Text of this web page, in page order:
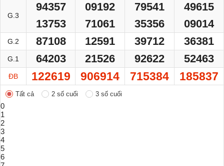
G.3
94357
13753
09192
71061
79541
35356
49615
09014
G.2 87108 12591 39712 36381
G.1 64203 21526 92622 52463
ĐB 122619 906914 715384 185837
Tất cả 2 số cuối 3 số cuối
0
1
2
3
4
5
6